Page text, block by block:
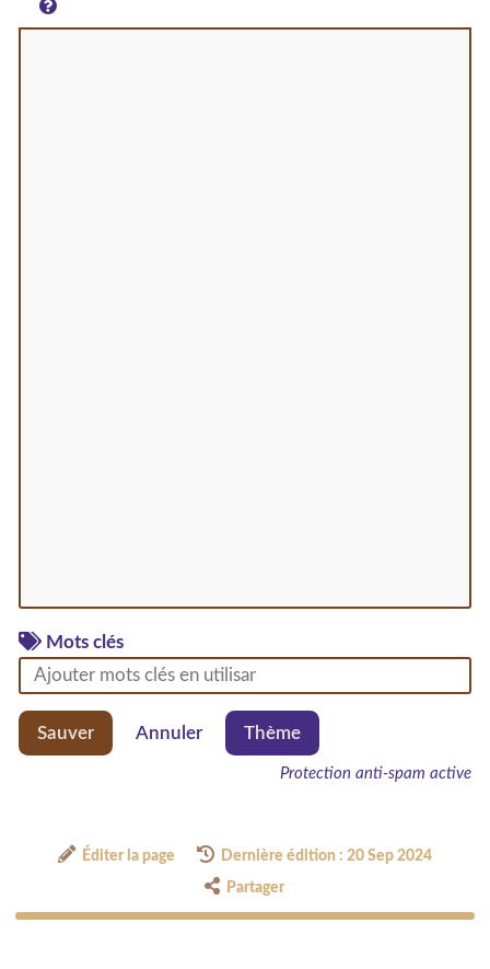
Mots clés
Sauver Annuler Thème
Protection anti-spam active
Éditer la page Dernière édition : 20 Sep 2024
Partager